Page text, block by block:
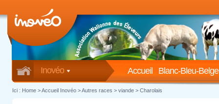
Inovéo Blanc-Bleu-Belge
Accueil
Ici : Home >Accueil Inovéo > Autres races > viande > Charolais